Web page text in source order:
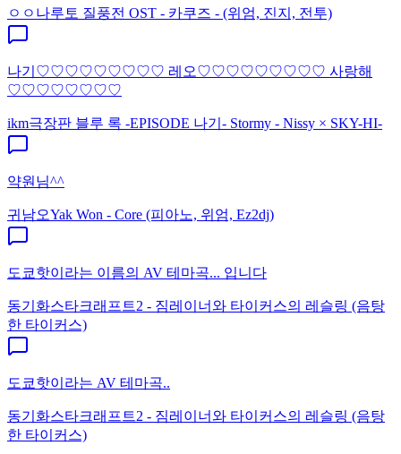
ㅇㅇ 나루토 질풍전 OST - 카쿠즈 - (위엄, 진지, 전투)
나기♡♡♡♡♡♡♡♡♡ 레오♡♡♡♡♡♡♡♡♡ 사랑해
♡♡♡♡♡♡♡♡
ikm극장판 블루 록 -EPISODE 나기- Stormy - Nissy × SKY-HI-
약원님^^
귀남오Yak Won - Core (피아노, 위엄, Ez2dj)
도쿄핫이라는 이름의 AV 테마곡... 입니다
동기화스타크래프트2 - 짐레이너와 타이커스의 레슬링 (음탕
한 타이커스)
도쿄핫이라는 AV 테마곡..
동기화스타크래프트2 - 짐레이너와 타이커스의 레슬링 (음탕
한 타이커스)